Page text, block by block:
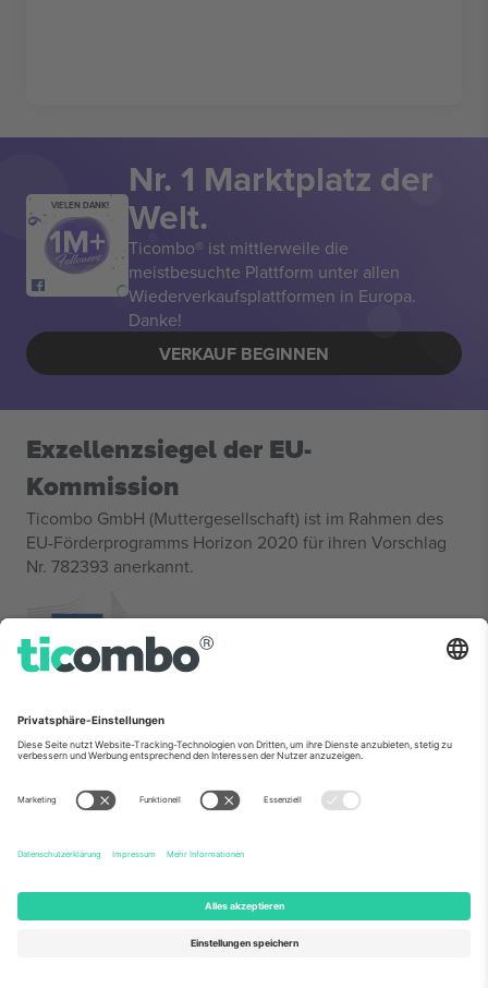
VIELEN DANK!
Nr. 1 Marktplatz der
Welt.
Ticombo® ist mittlerweile die
meistbesuchte Plattform unter allen
Wiederverkaufsplattformen in Europa.
Danke!
VERKAUF BEGINNEN
Exzellenzsiegel der EU-
Kommission
Ticombo GmbH (Muttergesellschaft) ist im Rahmen des
EU-Förderprogramms Horizon 2020 für ihren Vorschlag
Nr. 782393 anerkannt.
Wie in den Nachrichten zu sehen